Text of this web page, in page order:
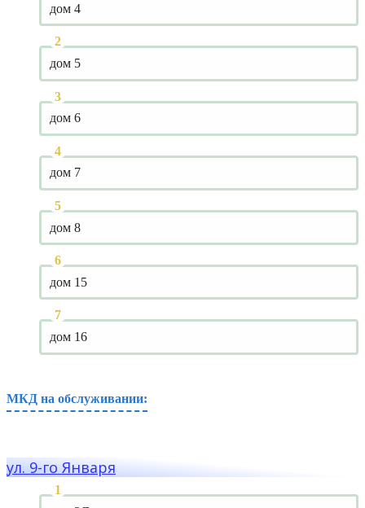
дом 4
дом 5
дом 6
дом 7
дом 8
дом 15
дом 16
МКД на обслуживании:
ул. 9-го Января